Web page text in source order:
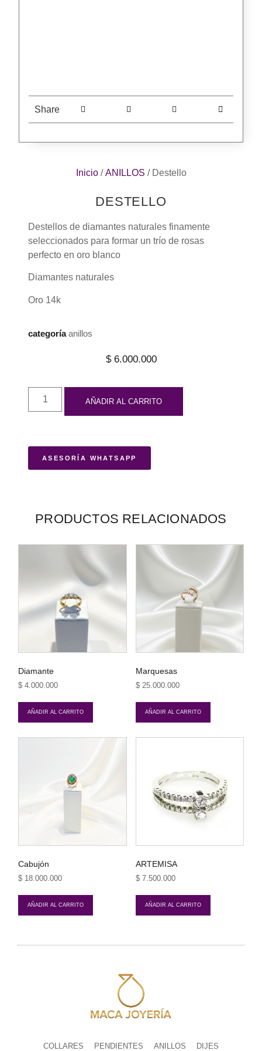
Share
Inicio/ANILLOS / Destello
DESTELLO
Destellos de diamantes naturales finamente
seleccionados para formar un trío de rosas
perfecto en oro blanco
Diamantes naturales
Oro 14k
categoría anillos
$6.000.000
AÑADIR AL CARRITO
ASESORÍA WHATSAPP
PRODUCTOS RELACIONADOS
Diamante
$ 4.000.000
AÑADIR AL CARRITO
Marquesas
$25.000.000
AÑADIR AL CARRITO
Cabujón
$ 18.000.000
AÑADIR AL CARRITO
ARTEMISA
$7.500.000
AÑADIR AL CARRITO
COLLARES PENDIENTES ANILLOS DIJES